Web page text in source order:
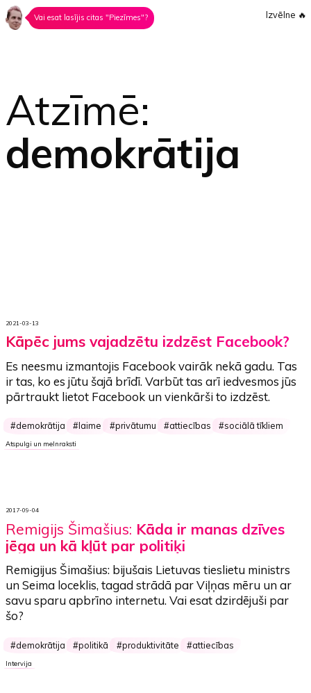
Vai esat lasījis citas "Piezīmes"? Izvēlne 🔥
Atzīmē:
demokrātija
2021-03-13
Kāpēc jums vajadzētu izdzēst Facebook?
Es neesmu izmantojis Facebook vairāk nekā gadu. Tas
ir tas, ko es jūtu šajā brīdī.Varbūt tas arī iedvesmos jūs
pārtraukt lietot Facebook un vienkārši to izdzēst.
demokrātija laime privātumu attiecības sociālā tīkliem
Atspulgi un melnraksti
2017-09-04
Remigijs Šimašius: Kāda ir manas dzīves
jēga un kā kļūt par politiķi
Remigijus Šimašius: bijušais Lietuvas tieslietu ministrs
un Seima loceklis, tagad strādā par Viļņas mēru un ar
savu sparu apbrīno internetu. Vai esat dzirdējuši par
šo?
demokrātija politikā produktivitāte attiecības
Intervija